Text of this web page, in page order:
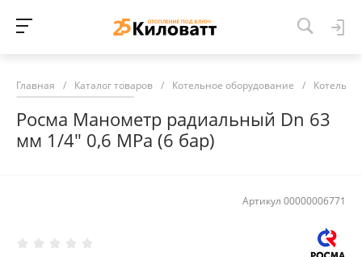
Главная / Каталог товаров / Котельное оборудование /
Росма Манометр радиальный Dn 63
мм 1/4" 0,6 MPa (6 бар)
Артикул 00000006771